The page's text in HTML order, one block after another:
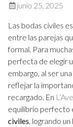
naturales
cómodos
junio 25, 2025
Las bodas civiles
entre las parejas
formal. Para
perfecta de elegir
embargo, al ser
reflejar la
recargado. En
equilibrio perfecto
civiles, logrando